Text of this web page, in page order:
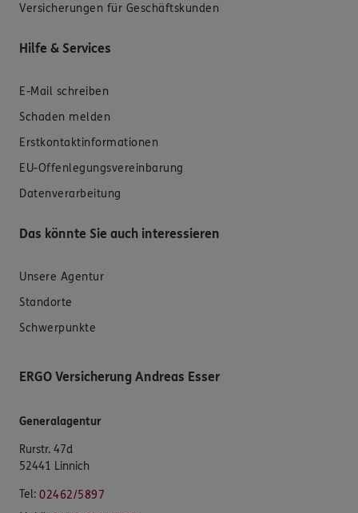
Versicherungen für Geschäftskunden
Hilfe & Services
E-Mail schreiben
Schaden melden
Erstkontaktinformationen
EU-Offenlegungsvereinbarung
Datenverarbeitung
Das könnte Sie auch interessieren
Unsere Agentur
Standorte
Schwerpunkte
ERGO Versicherung Andreas Esser
Generalagentur
Rurstr. 47d
52441 Linnich
Tel: 02462/5897